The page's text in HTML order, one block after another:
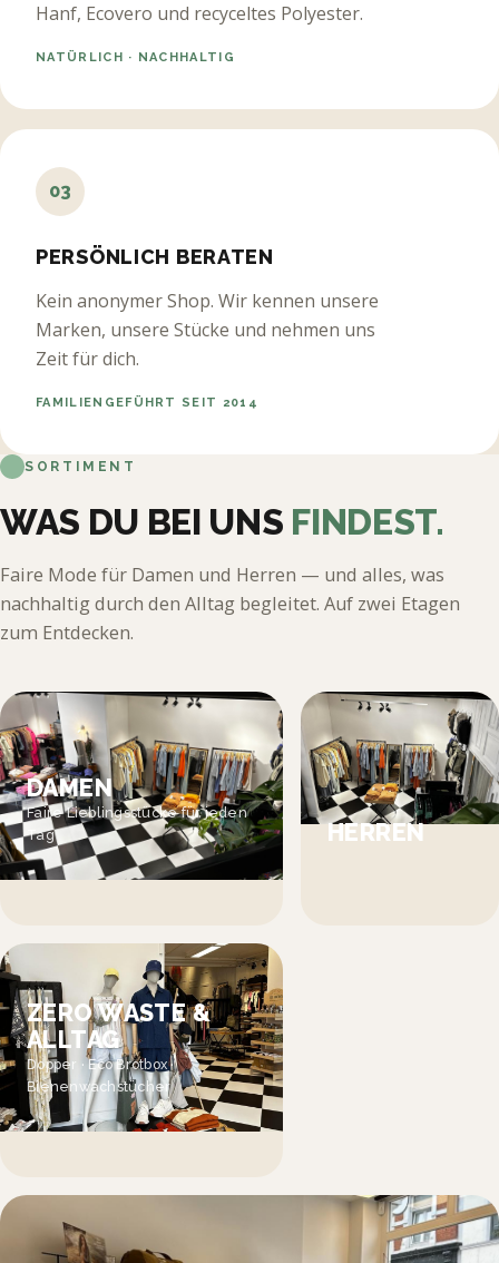
Hanf, Ecovero und recyceltes Polyester.
NATÜRLICH · NACHHALTIG
03
PERSÖNLICH BERATEN
Kein anonymer Shop. Wir kennen unsere
Marken, unsere Stücke und nehmen uns
Zeit für dich.
FAMILIENGEFÜHRT SEIT 2014
SORTIMENT
WAS DU BEI UNS FINDEST.
Faire Mode für Damen und Herren — und alles, was
nachhaltig durch den Alltag begleitet. Auf zwei Etagen
zum Entdecken.
DAMEN
Faire Lieblingsstücke für jeden
Tag
HERREN
ZERO WASTE &
ALLTAG
Dopper · Eco Brotbox ·
Bienenwachstücher